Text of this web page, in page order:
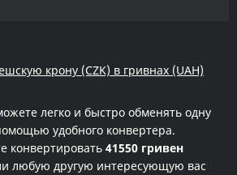
крону (CZK) в гривнах (UAH)
легко и быстро обменять одну
удобного конвертера.
конвертировать 41550 гривен
любую другую интересующую вас